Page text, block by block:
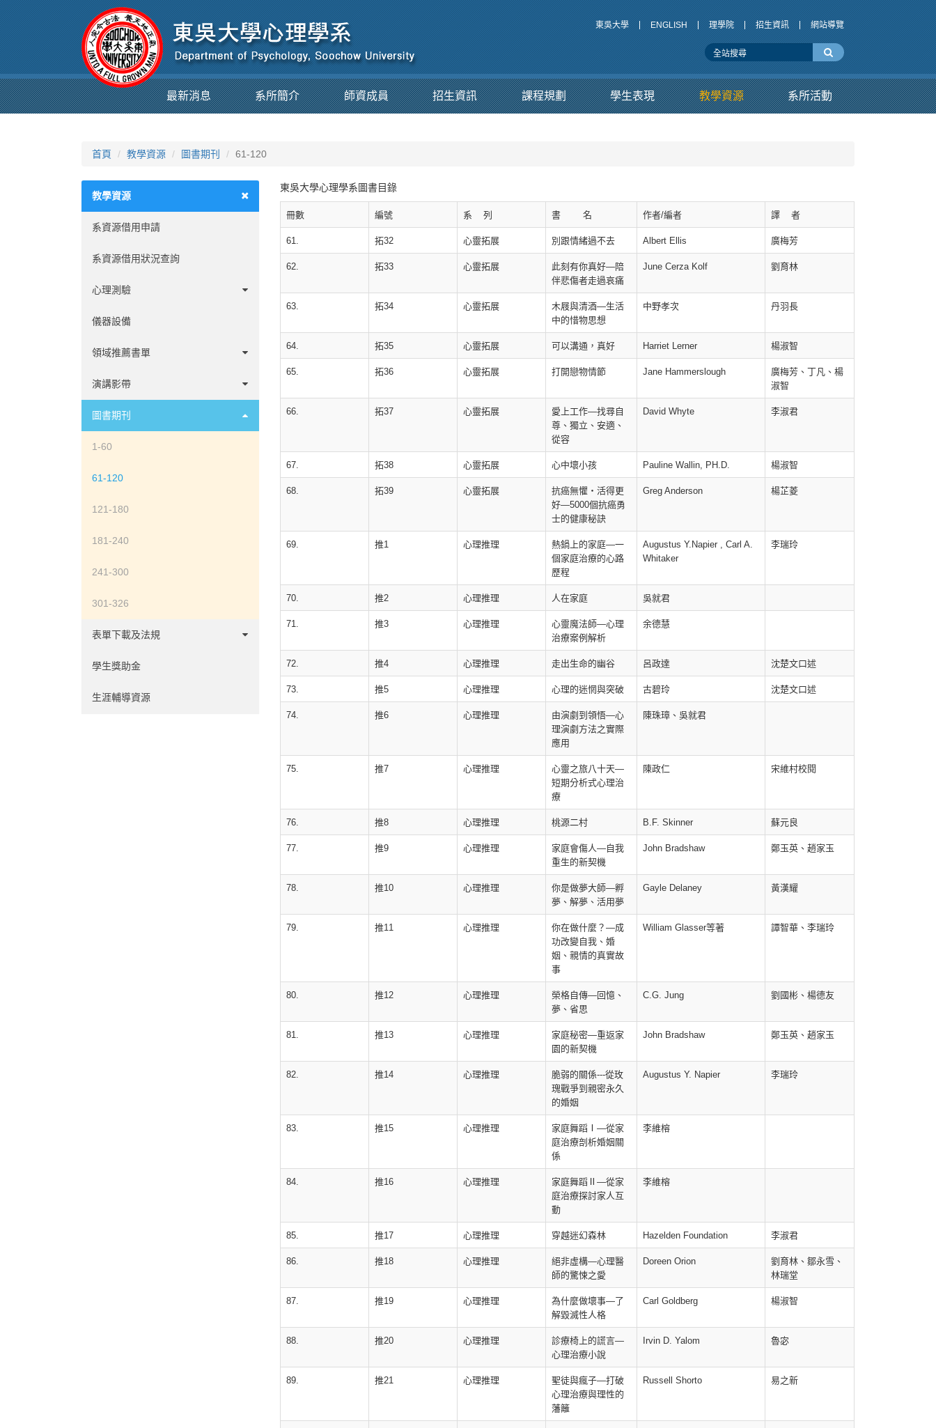
東吳大學 ENGLISH 理學院 招生資訊 網站導覽
最新消息 系所簡介 師資成員 招生資訊 課程規劃 學生表現 教學資源 系所活動
首頁 教學資源 圖書期刊 61-120
教學資源
系資源借用申請
系資源借用狀況查詢
心理測驗
中文心理測驗
英文心理測驗
儀器設備
領域推薦書單
諮商領域
心理學家傳記
發展領域
社會與性格領域
臨床領域
神經心理領域
實驗認知領域
使用者經驗領域
心理計量領域
人力資源領域
演講影帶
1-20
21-60
61-100
101-140
141-194
圖書期刊
1-60
61-120
121-180
181-240
241-300
301-326
表單下載及法規
學系事務
碩班事務
學生獎助金
生涯輔導資源
東吳大學心理學系圖書目錄
冊數 編號 系 列 書 名 作者/編者 譯 者
61. 拓32 心靈拓展 別跟情緒過不去 Albert Ellis 廣梅芳
62. 拓33 心靈拓展
此刻有你真好—陪
伴悲傷者走過哀痛
June Cerza Kolf 劉育林
63. 拓34 心靈拓展
木屐與清酒—生活
中的惜物思想
中野孝次 丹羽長
64. 拓35 心靈拓展 可以溝通，真好 Harriet Lerner 楊淑智
65. 拓36 心靈拓展 打開戀物情節 Jane Hammerslough
廣梅芳、丁凡、楊
淑智
66. 拓37 心靈拓展
愛上工作—找尋自
尊、獨立、安適、
從容
David Whyte 李淑君
67. 拓38 心靈拓展 心中壞小孩 Pauline Wallin, PH.D. 楊淑智
68. 拓39 心靈拓展
抗癌無懼‧活得更
好—5000個抗癌勇
士的健康秘訣
Greg Anderson 楊芷菱
69. 推1 心理推理
熱鍋上的家庭—一
個家庭治療的心路
歷程
Augustus Y.Napier , Carl A.
Whitaker
李瑞玲
70. 推2 心理推理 人在家庭 吳就君
71. 推3 心理推理
心靈魔法師—心理
治療案例解析
余德慧
72. 推4 心理推理 走出生命的幽谷 呂政達 沈楚文口述
73. 推5 心理推理 心理的迷惘與突破 古碧玲 沈楚文口述
74. 推6 心理推理
由演劇到領悟—心
理演劇方法之實際
應用
陳珠璋、吳就君
75. 推7 心理推理
心靈之旅八十天—
短期分析式心理治
療
陳政仁 宋維村校閱
76. 推8 心理推理 桃源二村 B.F. Skinner 蘇元良
77. 推9 心理推理
家庭會傷人—自我
重生的新契機
John Bradshaw 鄭玉英、趙家玉
78. 推10 心理推理
你是做夢大師—孵
夢、解夢、活用夢
Gayle Delaney 黃漢耀
79. 推11 心理推理
你在做什麼？—成
功改變自我、婚
姻、親情的真實故
事
William Glasser等著 譚智華、李瑞玲
80. 推12 心理推理
榮格自傳—回憶、
夢、省思
C.G. Jung 劉國彬、楊德友
81. 推13 心理推理
家庭秘密—重返家
園的新契機
John Bradshaw 鄭玉英、趙家玉
82. 推14 心理推理
脆弱的關係---從玫
瑰戰爭到親密永久
的婚姻
Augustus Y. Napier 李瑞玲
83. 推15 心理推理
家庭舞蹈Ⅰ—從家
庭治療剖析婚姻關
係
李維榕
84. 推16 心理推理
家庭舞蹈Ⅱ—從家
庭治療探討家人互
動
李維榕
85. 推17 心理推理 穿越迷幻森林 Hazelden Foundation 李淑君
86. 推18 心理推理
絕非虛構—心理醫
師的驚悚之愛
Doreen Orion
劉育林、鄒永雪、
林瑞堂
87. 推19 心理推理
為什麼做壞事—了
解毀滅性人格
Carl Goldberg 楊淑智
88. 推20 心理推理
診療椅上的謊言—
心理治療小說
Irvin D. Yalom 魯宓
89. 推21 心理推理
聖徒與瘋子—打破
心理治療與理性的
藩籬
Russell Shorto 易之新